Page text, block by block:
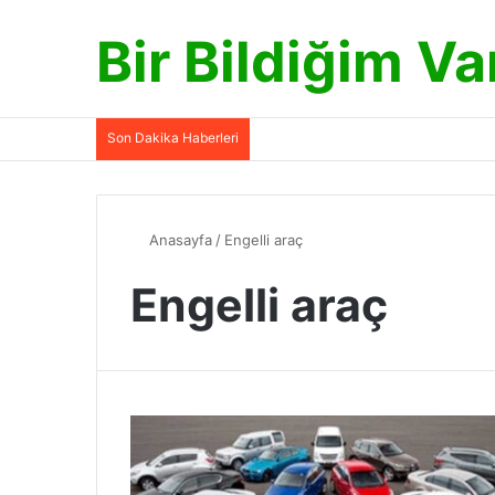
Bir Bildiğim
Son Dakika Haberleri
Anasayfa / Engelli araç
Engelli araç